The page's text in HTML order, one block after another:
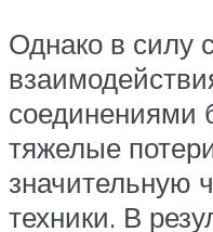
Однако в силу
соединениями
тяжелые
значительную
техники. В